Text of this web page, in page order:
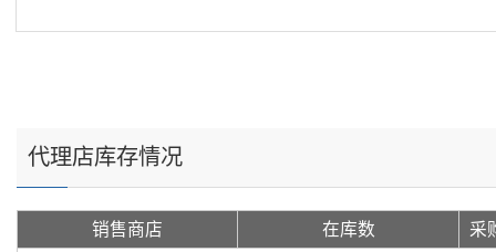
代理店库存情况
销售商店 在库数
采